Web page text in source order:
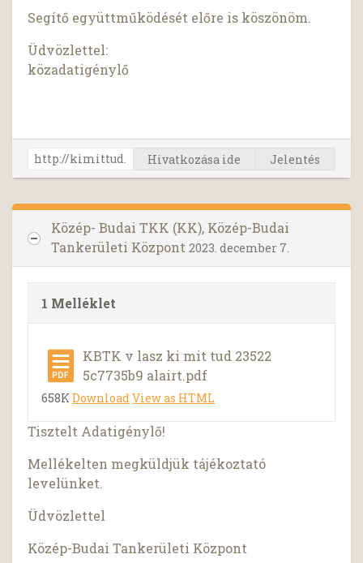
Segítő együttműködését előre is köszönöm.
Üdvözlettel:
közadatigénylő
Hivatkozása ide Jelentés
Közép- Budai TKK (KK), Közép-Budai
Tankerületi Központ 2023. december 7.
1 Melléklet
KBTK v lasz ki mit tud 23522
5c7735b9 alairt.pdf
658KDownload View as HTML
Tisztelt Adatigénylő!
Mellékelten megküldjük tájékoztató
levelünket.
Üdvözlettel
Közép-Budai Tankerületi Központ